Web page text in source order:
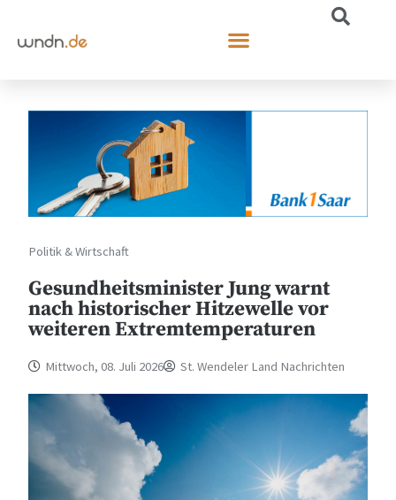
Politik & Wirtschaft
Gesundheitsminister Jung warnt
nach historischer Hitzewelle vor
weiteren Extremtemperaturen
Mittwoch, 08. Juli 2026 St. Wendeler Land Nachrichten